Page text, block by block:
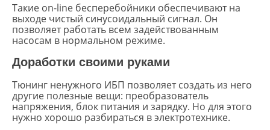
Такие on-line бесперебойники обеспечивают на
выходе чистый синусоидальный сигнал. Он
позволяет работать всем задействованным
насосам в нормальном режиме.
Доработки своими руками
Тюнинг ненужного ИБП позволяет создать из него
другие полезные вещи: преобразователь
напряжения, блок питания и зарядку. Но для этого
нужно хорошо разбираться в электротехнике.